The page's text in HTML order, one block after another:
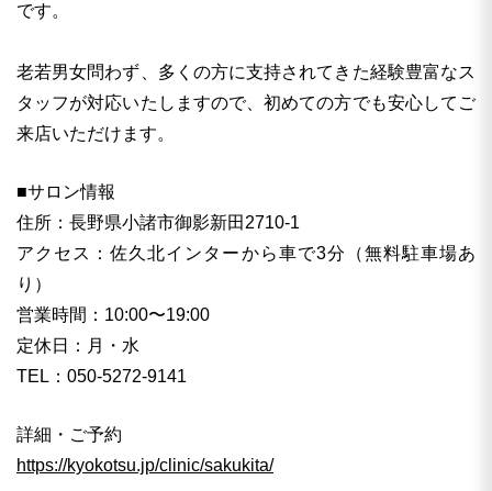
です。
老若男女問わず、多くの方に支持されてきた経験豊富なス
タッフが対応いたしますので、初めての方でも安心してご
来店いただけます。
■サロン情報
住所：長野県小諸市御影新田2710-1
アクセス：佐久北インターから車で3分（無料駐車場あ
り）
営業時間：10:00〜19:00
定休日：月・水
TEL：050-5272-9141
詳細・ご予約
https://kyokotsu.jp/clinic/sakukita/